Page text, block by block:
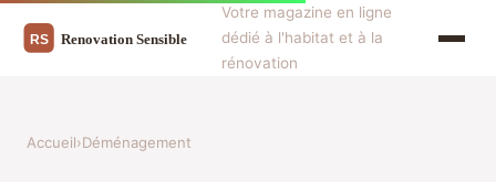
Votre magazine en ligne
dédié à l'habitat et à la
rénovation
Accueil›Déménagement